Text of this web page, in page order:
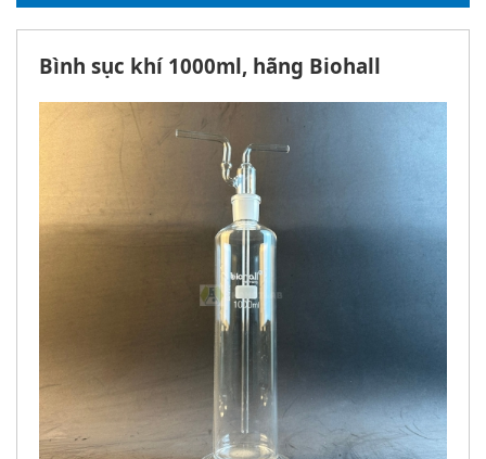
Bình sục khí 1000ml, hãng Biohall